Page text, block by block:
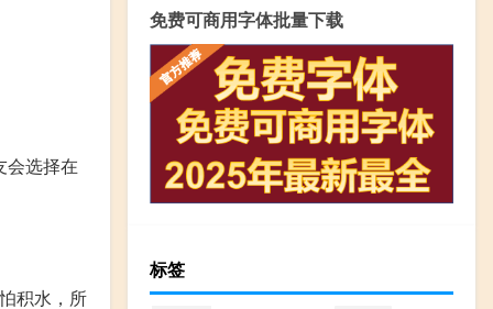
会选择在
积水，所
免费可商用字体批量下载
标签